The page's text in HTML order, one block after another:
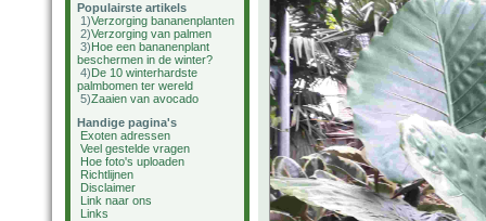
Populairste artikels
1)Verzorging bananenplanten
2)Verzorging van palmen
3)Hoe een bananenplant
beschermen in de winter?
4)De 10 winterhardste
palmbomen ter wereld
5)Zaaien van avocado
Handige pagina's
Exoten adressen
Veel gestelde vragen
Hoe foto's uploaden
Richtlijnen
Disclaimer
Link naar ons
Links